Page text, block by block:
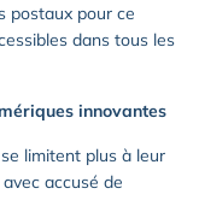
postaux pour ce
dans tous les
innovantes
limitent plus à leur
accusé de